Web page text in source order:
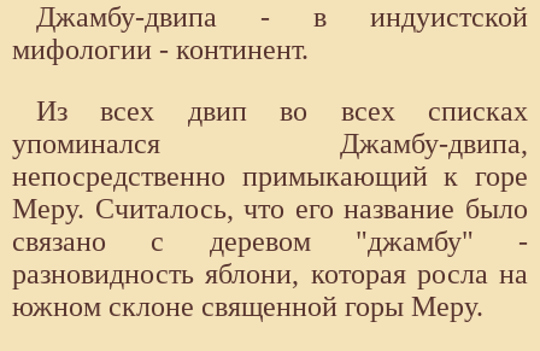
Джамбу-двипа - в индуистской
мифологии - континент.
Из всех двип во всех списках
упоминался Джамбу-двипа,
непосредственно примыкающий к горе
Меру. Считалось, что его название было
связано с деревом "джамбу" -
разновидность яблони, которая росла на
южном склоне священной горы Меру.